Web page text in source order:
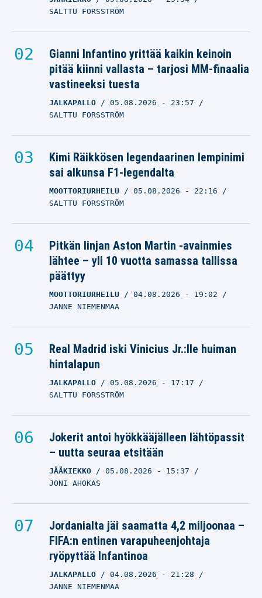
SALTTU FORSSTRÖM
Gianni Infantino yrittää kaikin keinoin
pitää kiinni vallasta – tarjosi MM-finaalia
vastineeksi tuesta
JALKAPALLO 05.08.2026 - 23:57
SALTTU FORSSTRÖM
Kimi Räikkösen legendaarinen lempinimi
sai alkunsa F1-legendalta
MOOTTORIURHEILU 05.08.2026 - 22:16
SALTTU FORSSTRÖM
Pitkän linjan Aston Martin -avainmies
lähtee – yli 10 vuotta samassa tallissa
päättyy
MOOTTORIURHEILU 04.08.2026 - 19:02
JANNE NIEMENMAA
Real Madrid iski Vinicius Jr.:lle huiman
hintalapun
JALKAPALLO 05.08.2026 - 17:17
SALTTU FORSSTRÖM
Jokerit antoi hyökkääjälleen lähtöpassit
– uutta seuraa etsitään
JÄÄKIEKKO 05.08.2026 - 15:37
JONI AHOKAS
Jordanialta jäi saamatta 4,2 miljoonaa –
FIFA:n entinen varapuheenjohtaja
ryöpyttää Infantinoa
JALKAPALLO 04.08.2026 - 21:28
JANNE NIEMENMAA